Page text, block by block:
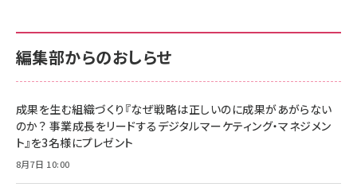
編集部からのおしらせ
成果を生む組織づくり『なぜ戦略は正しいのに成果があがらない
のか？ 事業成長をリードするデジタルマーケティング・マネジメン
ト』を3名様にプレゼント
8月7日 10:00